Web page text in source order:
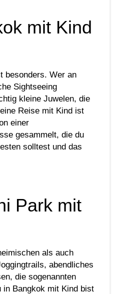
mit Kind
Sightseeing
kleine Juwelen, die
Reise mit Kind ist
einer
gesammelt, die du
solltest und das
Park mit
als auch
abendliches
die sogenannten
in Bangkok mit Kind bist